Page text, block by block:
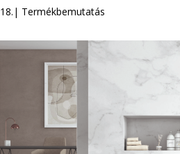
Termékbemutatás